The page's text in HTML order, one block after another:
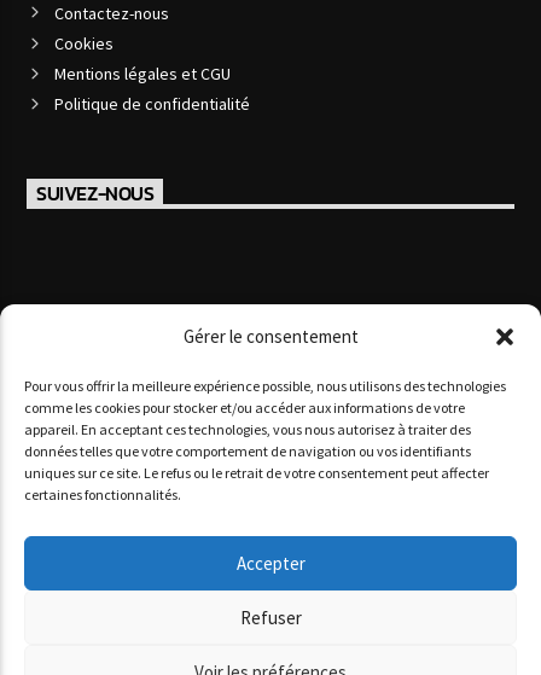
Gérer le consentement
Pour vous offrir la meilleure expérience possible, nous utilisons des technologies
comme les cookies pour stocker et/ou accéder aux informations de votre
appareil. En acceptant ces technologies, vous nous autorisez à traiter des
données telles que votre comportement de navigation ou vos identifiants
uniques sur ce site. Le refus ou le retrait de votre consentement peut affecter
certaines fonctionnalités.
Accepter
Refuser
Contactez-nous
Cookies
Mentions légales et CGU
Politique de confidentialité
SUIVEZ-NOUS
Copyright 2025 www agoracotedazur.fr - Site réalisé par
l'agence webinformatiques.com
AGORA CÔTE D’AZUR PODCASTS
NOS STUDIOS